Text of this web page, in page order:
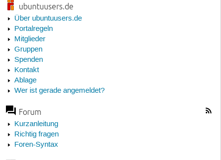
ubuntuusers.de
Über ubuntuusers.de
Portalregeln
Mitglieder
Gruppen
Spenden
Kontakt
Ablage
Wer ist gerade angemeldet?
Forum
Kurzanleitung
Richtig fragen
Foren-Syntax